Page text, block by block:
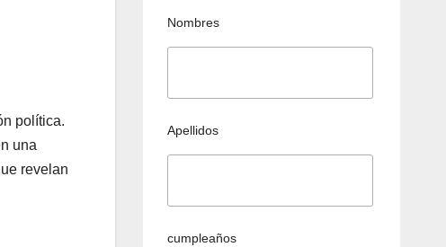
política.
una
revelan
Nombres
Apellidos
cumpleaños